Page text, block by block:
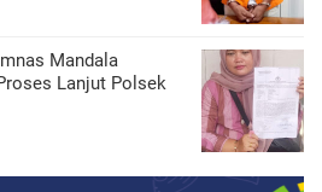
Mandala
Lanjut Polsek